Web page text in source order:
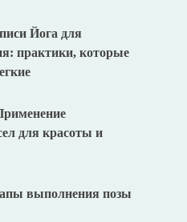
Йога для
практики, которые
для красоты и
выполнения позы